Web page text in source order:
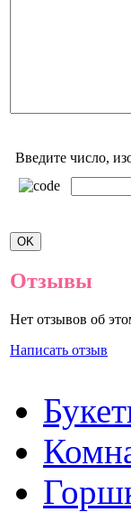
Введите число,
Отзывы
Нет отзывов об
Написать отзыв